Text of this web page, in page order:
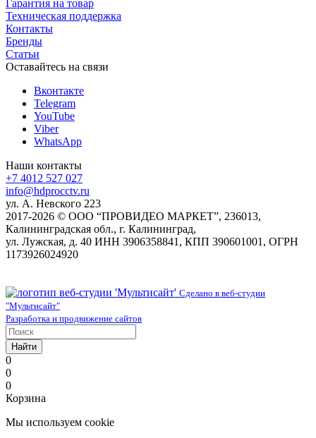
Гарантия на товар
Техническая поддержка
Контакты
Бренды
Статьи
Оставайтесь на связи
Вконтакте
Telegram
YouTube
Viber
WhatsApp
Наши контакты
+7 4012 527 027
info@hdprocctv.ru
ул. А. Невского 223
2017-2026 © ООО “ПРОВИДЕО МАРКЕТ”, 236013,
Калининградская обл., г. Калининград,
ул. Лужская, д. 40 ИНН 3906358841, КПП 390601001, ОГРН
1173926024920
Сделано в веб-студии
"Мультисайт"
Разработка и продвижение сайтов
Найти
0
0
0
Корзина
Мы используем cookie